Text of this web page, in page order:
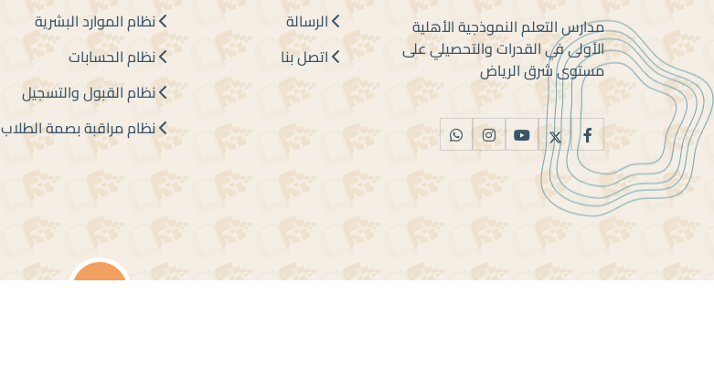
مدارس التعلم النموذجية الأهلية
الأولى في القدرات والتحصيلي على
مستوى شرق الرياض
الرسالة
اتصل بنا
نظام الموارد البشرية
نظام الحسابات
نظام القبول والتسجيل
نظام مراقبة بصمة الطلاب